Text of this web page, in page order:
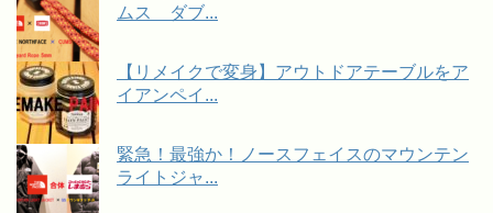
ムス ダブ...
【リメイクで変身】アウトドアテーブルをア
イアンペイ...
緊急！最強か！ノースフェイスのマウンテン
ライトジャ...